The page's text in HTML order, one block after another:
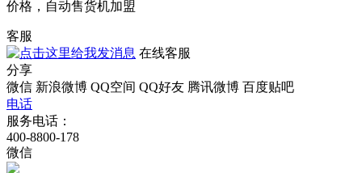
价格，自动售货机加盟
客服
在线客服
分享
微信 新浪微博 QQ空间 QQ好友 腾讯微博 百度贴吧
电话
服务电话：
400-8800-178
微信